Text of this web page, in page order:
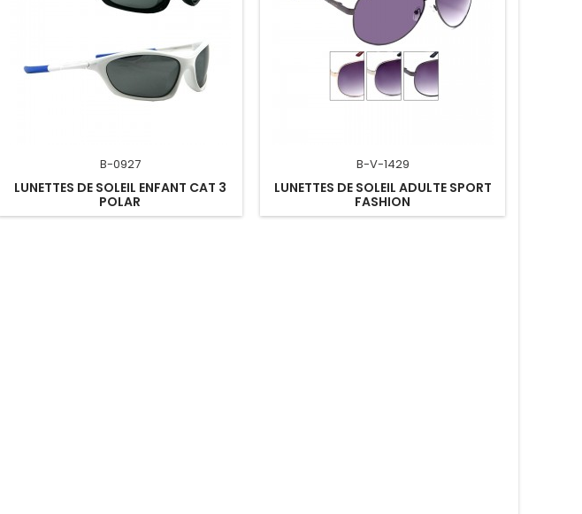
B-0927
LUNETTES DE SOLEIL ENFANT CAT 3
POLAR
B-V-1429
LUNETTES DE SOLEIL ADULTE SPORT
FASHION